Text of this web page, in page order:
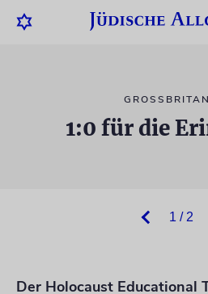
1:0 für die
1 / 2
Der Holocaust Educational